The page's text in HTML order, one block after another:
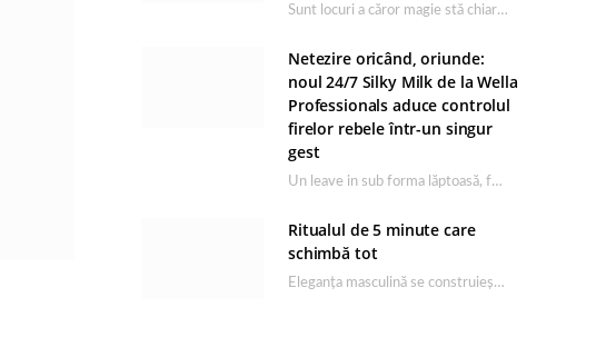
Sunt locuri a căror magie stă chiar în firea lor naturală, iar Lacul Ursu din…
Netezire oricând, oriunde:
noul 24/7 Silky Milk de la Wella
Professionals aduce controlul
firelor rebele într-un singur
gest
Un leave in sub forma lăptoasă, fără clătire care completează rutina Ultimate Smooth și transformă…
Ritualul de 5 minute care
schimbă tot
Eleganța masculină se construiește dimineața, în câteva minute și cu produsele potrivite. O rutină de…